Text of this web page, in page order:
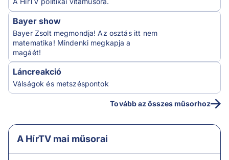
1 perc
Hírek
Elkezdődött az NVVH elnökének kiválasztása